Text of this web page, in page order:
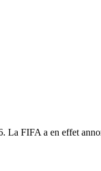
FIFA a en effet